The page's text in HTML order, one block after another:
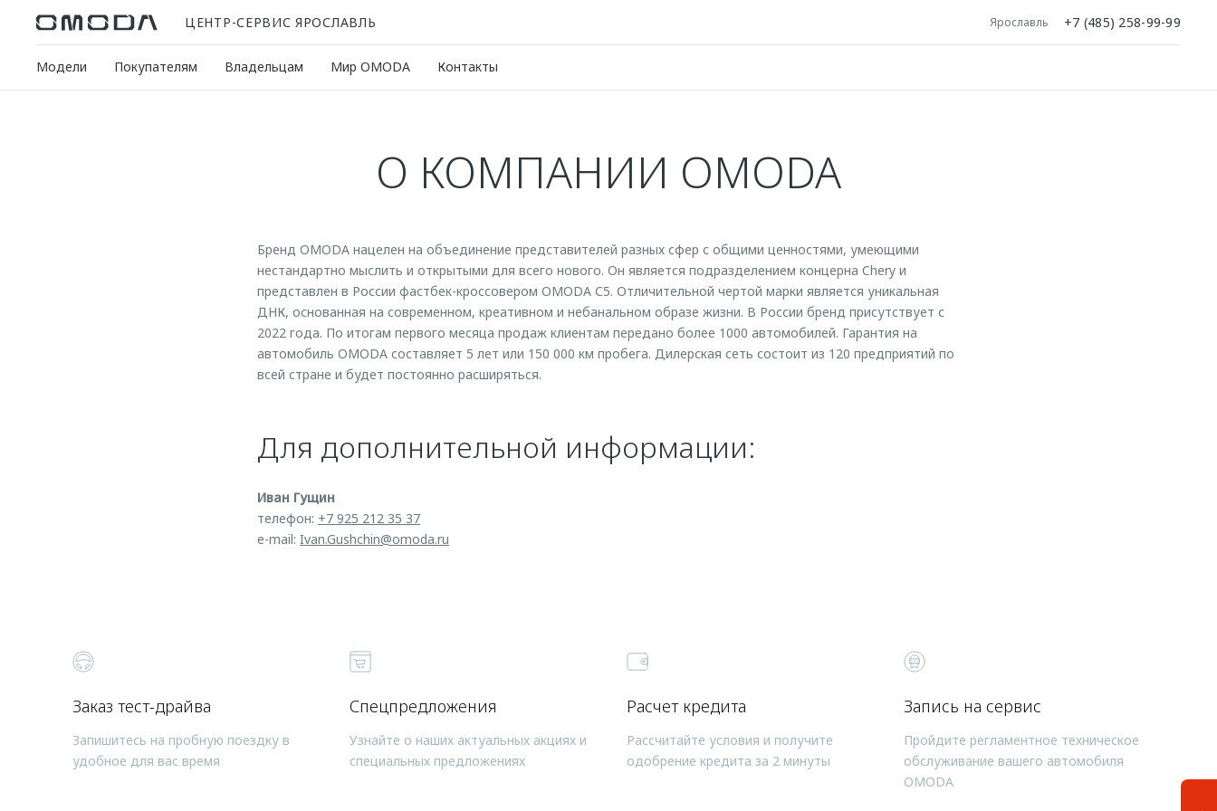
ЦЕНТР-СЕРВИС ЯРОСЛАВЛЬ Ярославль +7 (485) 258-99-99
Модели Покупателям Владельцам Мир OMODA Контакты
О КОМПАНИИ OMODA
Бренд OMODA нацелен на объединение представителей разных сфер с общими ценностями, умеющими
нестандартно мыслить и открытыми для всего нового. Он является подразделением концерна Chery и
представлен в России фастбек-кроссовером OMODA С5. Отличительной чертой марки является уникальная
ДНК, основанная на современном, креативном и небанальном образе жизни. В России бренд присутствует с
2022 года. По итогам первого месяца продаж клиентам передано более 1000 автомобилей. Гарантия на
автомобиль OMODA составляет 5 лет или 150 000 км пробега. Дилерская сеть состоит из 120 предприятий по
всей стране и будет постоянно расширяться.
Для дополнительной информации:
Иван Гущин
телефон: +7 925 212 35 37
e-mail: Ivan.Gushchin@omoda.ru
Заказ тест-драйва
Запишитесь на пробную поездку в
удобное для вас время
Спецпредложения
Узнайте о наших актуальных акциях и
специальных предложениях
Расчет кредита
Рассчитайте условия и получите
одобрение кредита за 2 минуты
Запись на сервис
Пройдите регламентное техническое
обслуживание вашего автомобиля
OMODA